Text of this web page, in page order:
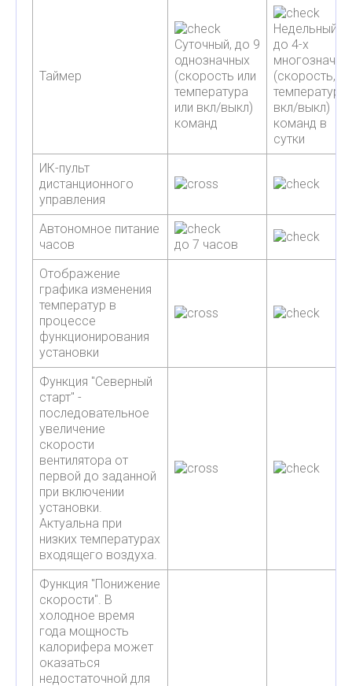
Таймер
Суточный, до 9
однозначных
(скорость или
температура
или вкл/выкл)
команд
Недельный,
до 4-х
(скорость,
температура,
вкл/выкл)
команд в
сутки
ИК-пульт
дистанционного
управления
Автономное питание
часов
до 7 часов
Отображение
графика изменения
температур в
процессе
функционирования
установки
Функция "Северный
старт" -
последовательное
увеличение
скорости
вентилятора от
первой до заданной
при включении
установки.
Актуальна при
низких температурах
входящего воздуха.
Функция "Понижение
скорости". В
холодное время
года мощность
калорифера может
оказаться
недостаточной для